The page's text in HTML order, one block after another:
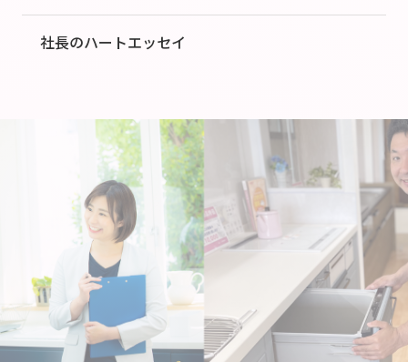
社長のハートエッセイ